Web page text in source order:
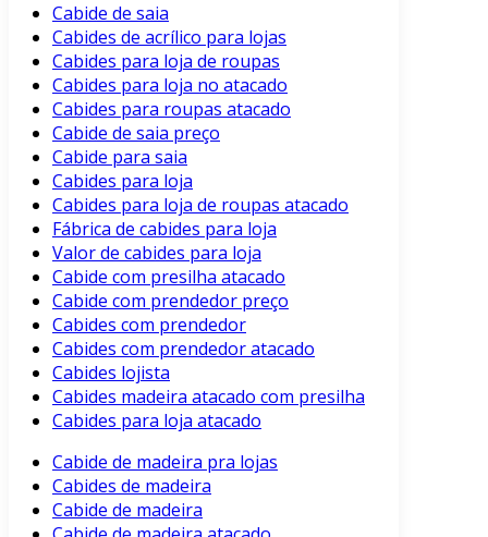
Cabide de saia
Cabides de acrílico para lojas
Cabides para loja de roupas
Cabides para loja no atacado
Cabides para roupas atacado
Cabide de saia preço
Cabide para saia
Cabides para loja
Cabides para loja de roupas atacado
Fábrica de cabides para loja
Valor de cabides para loja
Cabide com presilha atacado
Cabide com prendedor preço
Cabides com prendedor
Cabides com prendedor atacado
Cabides lojista
Cabides madeira atacado com presilha
Cabides para loja atacado
Cabide de madeira pra lojas
Cabides de madeira
Cabide de madeira